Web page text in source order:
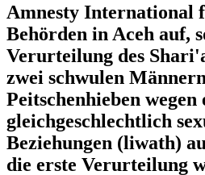
Amnesty International
Behörden in Aceh auf,
Verurteilung des
zwei schwulen
Peitschenhieben
gleichgeschlechtlich
Beziehungen (liwath)
die erste Verurteilung